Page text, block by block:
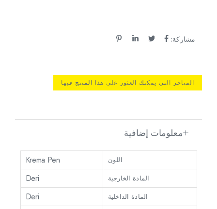
مشاركة:
المتاجر التي يمكنك العثور على هذا المنتج فيها
معلومات إضافية
اللون Krema Pen
المادة الخارجية Deri
المادة الداخلية Deri